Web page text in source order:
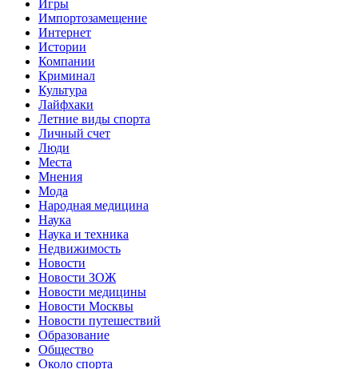
Игры
Импортозамещение
Интернет
Истории
Компании
Криминал
Культура
Лайфхаки
Летние виды спорта
Личный счет
Люди
Места
Мнения
Мода
Народная медицина
Наука
Наука и техника
Недвижимость
Новости
Новости ЗОЖ
Новости медицины
Новости Москвы
Новости путешествий
Образование
Общество
Около спорта